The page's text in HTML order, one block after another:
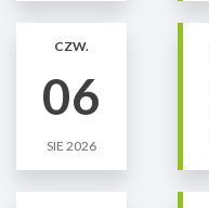
CZW.
06
SIE 2026